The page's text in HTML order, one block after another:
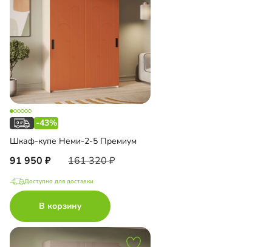
-43%
Шкаф-купе Неми-2-5 Премиум
91 950 161 320
Доступно для доставки
В корзину